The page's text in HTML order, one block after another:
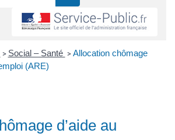
> Social – Santé > Allocation chômage
(ARE)
d’aide au